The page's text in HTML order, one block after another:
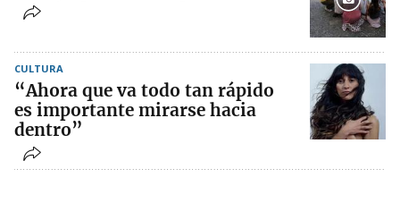
CULTURA
“Ahora que va todo tan rápido
es importante mirarse hacia
dentro”